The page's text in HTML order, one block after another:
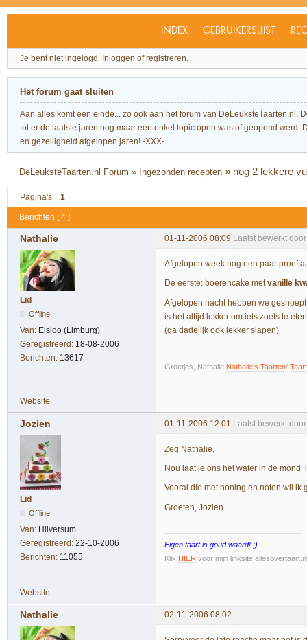
INDEX GEBRUIKERSLIJST
Je bent niet ingelogd. Inloggen of registreren.
Het forum gaat sluiten
Aan alles komt een einde... zo ook aan het forum van
tot er de laatste jaren nog maar een enkel topic open was of geopend
en gezelligheid afgelopen jaren! -XXX-
DeLeuksteTaarten.nl Forum » Ingezonden recepten » nog 2 lekkere
Pagina's 1
Berichten [ 4 ]
Nathalie 01-11-2006 08:09 Laatst bewerkt
Lid
Offline
Van: Elsloo (Limburg)
Geregistreerd: 18-08-2006
Berichten: 13617
Afgelopen week nog een paar
De eerste: boerencake metvanille
Afgelopen nacht hebben we
is het altijd lekker om iets zoets te
(ga dadelijk ook lekker slapen)
Groetjes, Nathalie Nathalie's Taarten/
Website
Jozien 01-11-2006 12:01 Laatst bewerkt
Lid
Offline
Van: Hilversum
Geregistreerd: 22-10-2006
Berichten: 11055
Zeg Nathalie,
Nou laat je ons het water in de
Vooral die met honing en noten wil ik
Groeten, Jozien.
Eigen taart is goud waard! ;)
Klik HIER voor mijn linksite
Website
Nathalie 02-11-2006 08:02